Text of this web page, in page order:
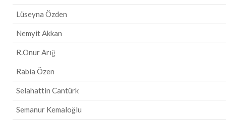
Lüseyna Özden
Nemyit Akkan
R.Onur Arığ
Rabia Özen
Selahattin Cantürk
Semanur Kemaloğlu